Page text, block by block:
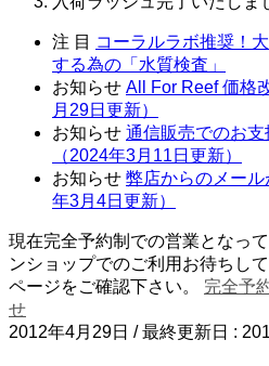
注 目 コーラルラボ推奨！
する為の「水質検査」
お知らせ All For Reef 価格
月29日更新）
お知らせ 通信販売でのお
（2024年3月11日更新）
お知らせ 弊店からのメー
年3月4日更新）
現在完全予約制での営業となっ
ンショップでのご利用お待ちし
ページをご確認下さい。 完全予
せ
2012年4月29日 / 最終更新日 :